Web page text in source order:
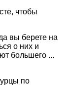
чтобы
вы берете на
о них и
большего ...
по